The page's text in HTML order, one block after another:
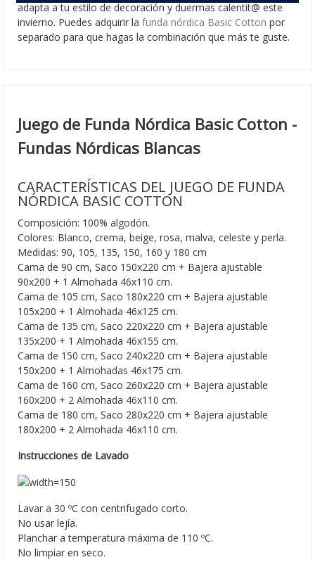
adapta a tu estilo de decoración y duermas calentit@ este
invierno. Puedes adquirir la funda nórdica Basic Cotton por
separado para que hagas la combinación que más te guste.
Juego de Funda Nórdica Basic Cotton -
Fundas Nórdicas Blancas
CARACTERÍSTICAS DEL JUEGO DE FUNDA
NÓRDICA BASIC COTTON
Composición: 100% algodón.
Colores: Blanco, crema, beige, rosa, malva, celeste y perla.
Medidas: 90, 105, 135, 150, 160 y 180 cm
Cama de 90 cm, Saco 150x220 cm + Bajera ajustable
90x200 + 1 Almohada 46x110 cm.
Cama de 105 cm, Saco 180x220 cm + Bajera ajustable
105x200 + 1 Almohada 46x125 cm.
Cama de 135 cm, Saco 220x220 cm + Bajera ajustable
135x200 + 1 Almohada 46x155 cm.
Cama de 150 cm, Saco 240x220 cm + Bajera ajustable
150x200 + 1 Almohadas 46x175 cm.
Cama de 160 cm, Saco 260x220 cm + Bajera ajustable
160x200 + 2 Almohada 46x110 cm.
Cama de 180 cm, Saco 280x220 cm + Bajera ajustable
180x200 + 2 Almohada 46x110 cm.
Instrucciones de Lavado
Lavar a 30 ºC con centrifugado corto.
No usar lejía.
Planchar a temperatura máxima de 110 ºC.
No limpiar en seco.